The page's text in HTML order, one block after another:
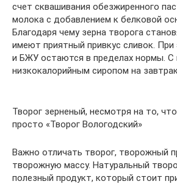
счет сквашивания обезжиренного
молока с добавлением к белковой
Благодаря чему зерна творога
имеют приятный привкус сливок. При
и БЖУ остаются в пределах нормы. С
низкокалорийным сиропом на
Творог зерненый, несмотря на то,
просто «Творог Вологодский»
Важно отличать творог, творожный
творожную массу. Натуральный
полезный продукт, который стоит